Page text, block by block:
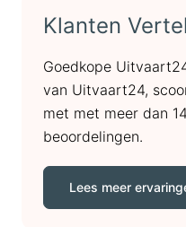
Klanten
Goedkope
van Uitvaart24,
met met meer dan
beoordelingen.
Lees meer